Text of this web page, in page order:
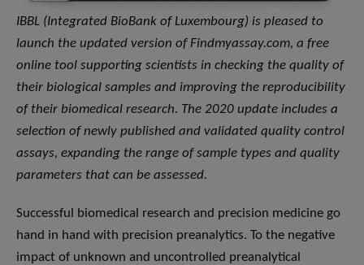
IBBL (Integrated BioBank of Luxembourg) is pleased to
launch the updated version of Findmyassay.com, a free
online tool supporting scientists in checking the quality of
their biological samples and improving the reproducibility
of their biomedical research. The 2020 update includes a
selection of newly published and validated quality control
assays, expanding the range of sample types and quality
parameters that can be assessed.
Successful biomedical research and precision medicine go
hand in hand with precision preanalytics. To the negative
impact of unknown and uncontrolled preanalytical